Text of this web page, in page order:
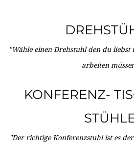
"Wähle einen Drehstuhl den du
arbeiten
KONFERENZ-
"Der richtige Konferenzstuhl ist es